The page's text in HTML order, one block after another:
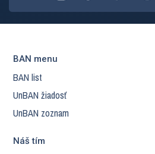
BAN menu
BAN list
UnBAN žiadosť
UnBAN zoznam
Náš tím